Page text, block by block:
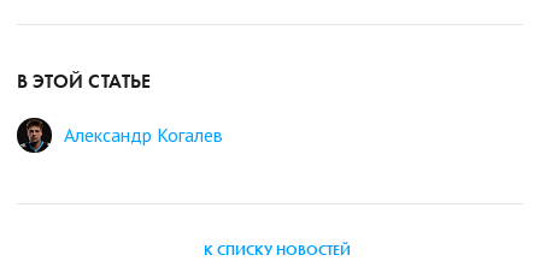
В ЭТОЙ СТАТЬЕ
Александр Когалев
К СПИСКУ НОВОСТЕЙ